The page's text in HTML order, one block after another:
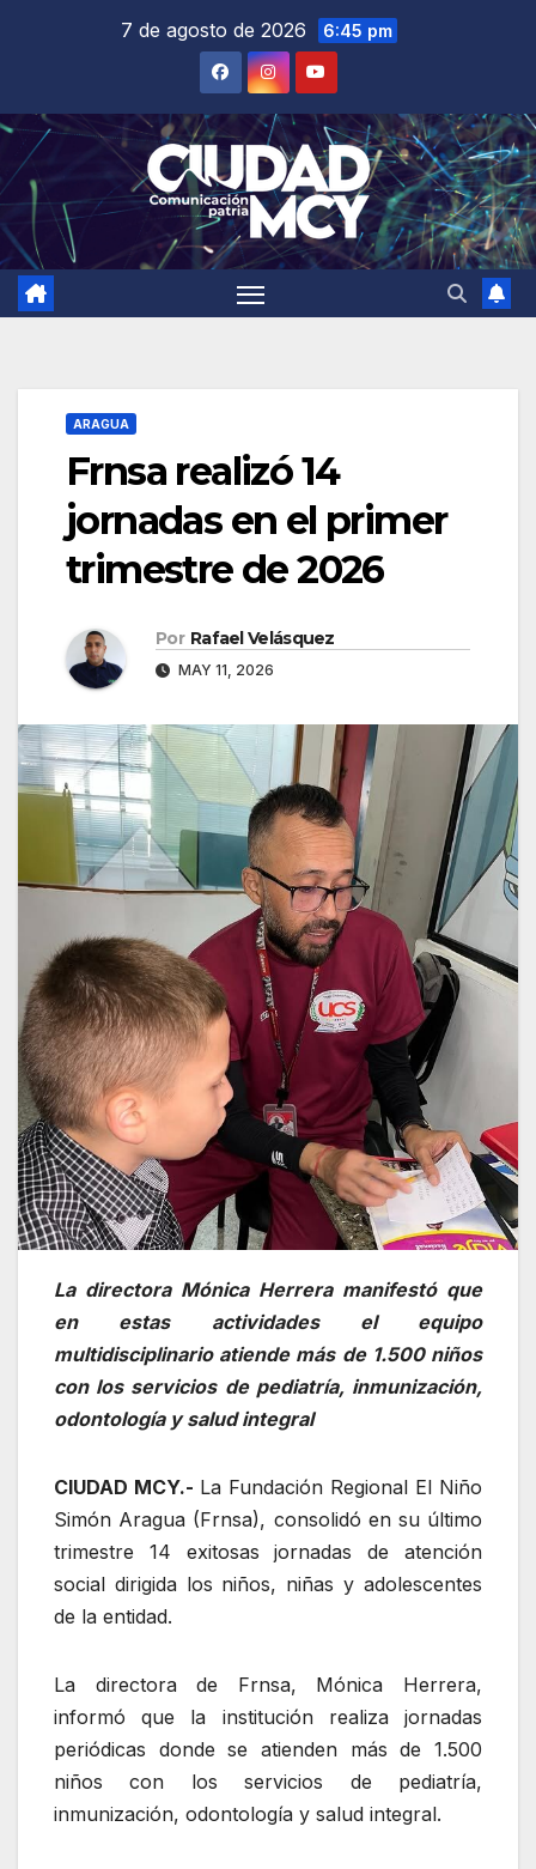
7 de agosto de 2026 6:45 pm
ARAGUA
Frnsa realizó 14
jornadas en el primer
trimestre de 2026
Por Rafael Velásquez
MAY 11, 2026
La directora Mónica Herrera manifestó que
en estas actividades el equipo
multidisciplinario atiende más de 1.500 niños
con los servicios de pediatría, inmunización,
odontología y salud integral
CIUDAD MCY.- La Fundación Regional El Niño
Simón Aragua (Frnsa), consolidó en su último
trimestre 14 exitosas jornadas de atención
social dirigida los niños, niñas y adolescentes
de la entidad.
La directora de Frnsa, Mónica Herrera,
informó que la institución realiza jornadas
periódicas donde se atienden más de 1.500
niños con los servicios de pediatría,
inmunización, odontología y salud integral.